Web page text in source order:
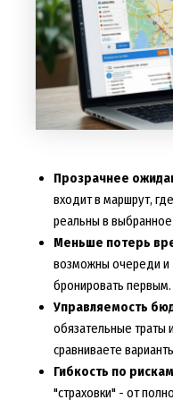
Прозрачнее
входит в маршрут,
реальны в
Меньше потерь
возможны очереди и
бронировать первым.
Управляемость
обязательные траты
сравниваете
Гибкость по рискам
"страховки" - от